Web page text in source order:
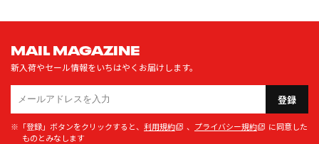
MAIL MAGAZINE
新入荷やセール情報をいちはやくお届けします。
登録
※「登録」ボタンをクリックすると、 利用規約 、 プライバシー規約
に同意した
ものとみなします